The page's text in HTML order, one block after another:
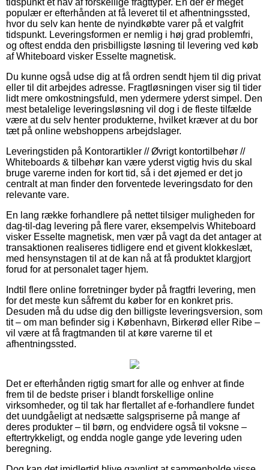
populær er efterhånden at få leveret til et afhentningssted,
hvor du selv kan hente de nyindkøbte varer på et valgfrit
tidspunkt. Leveringsformen er nemlig i høj grad problemfri,
og oftest endda den prisbilligste løsning til levering ved køb
af Whiteboard visker Esselte magnetisk.
Du kunne også udse dig at få ordren sendt hjem til dig privat
eller til dit arbejdes adresse. Fragtløsningen viser sig til tider
lidt mere omkostningsfuld, men ydermere yderst simpel. Den
mest betalelige leveringsløsning vil dog i de fleste tilfælde
være at du selv henter produkterne, hvilket kræver at du bor
tæt på online webshoppens arbejdslager.
Leveringstiden på Kontorartikler // Øvrigt kontortilbehør //
Whiteboards & tilbehør kan være yderst vigtig hvis du skal
bruge varerne inden for kort tid, så i det øjemed er det jo
centralt at man finder den forventede leveringsdato for den
relevante vare.
En lang række forhandlere på nettet tilsiger muligheden for
dag-til-dag levering på flere varer, eksempelvis Whiteboard
visker Esselte magnetisk, men vær på vagt da det antager at
transaktionen realiseres tidligere end et givent klokkeslæt,
med hensynstagen til at de kan nå at få produktet klargjort
forud for at personalet tager hjem.
Indtil flere online forretninger byder på fragtfri levering, men
for det meste kun såfremt du køber for en konkret pris.
Desuden må du udse dig den billigste leveringsversion, som
tit – om man befinder sig i København, Birkerød eller Ribe –
vil være at få fragtmanden til at køre varerne til et
afhentningssted.
Det er efterhånden rigtig smart for alle og enhver at finde
frem til de bedste priser i blandt forskellige online
virksomheder, og til tak har flertallet af e-forhandlere fundet
det uundgåeligt at nedsætte salgspriserne på mange af
deres produkter – til børn, og endvidere også til voksne –
eftertrykkeligt, og endda nogle gange yde levering uden
beregning.